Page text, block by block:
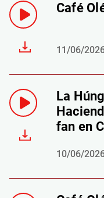
Café
11/06/
La
fan en
10/06/